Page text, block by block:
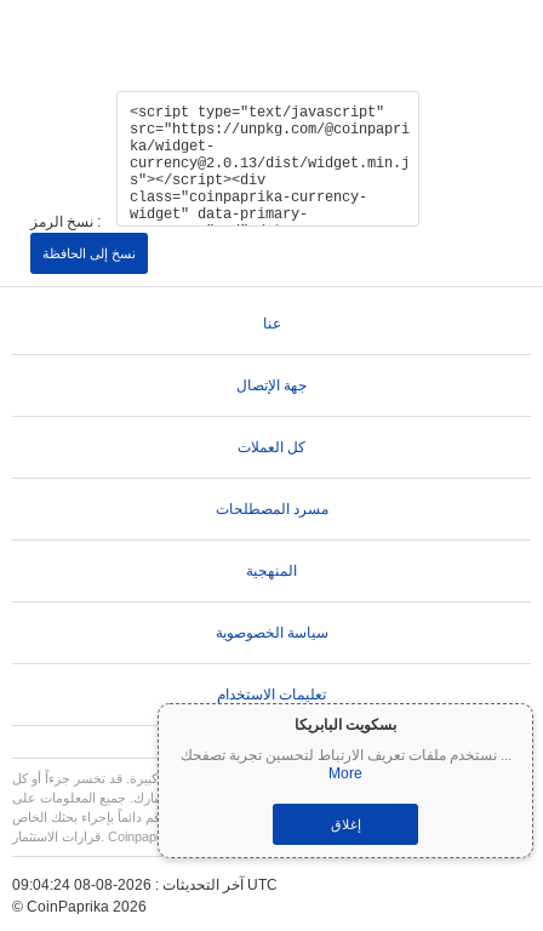
بسكويت البابريكا
نستخدم ملفات تعريف الارتباط لتحسين تجربة تصفحك ...
More
إغلاق
نسخ الرمز :
نسخ إلى الحافظة
عنا
جهة الإتصال
كل العملات
مسرد المصطلحات
المنهجية
سياسة الخصوصوية
تعليمات الاستخدام
العملات المشفرة شديدة التقلب وتنطوي على مخاطر كبيرة. قد تخسر جزءاً أو كل
استثمارك. جميع المعلومات على Coinpaprika مقدمة لأغراض إعلامية فقط ولا تشكل نصيحة
مالية أو استثمارية. قم دائماً بإجراء بحثك الخاص (DYOR) واستشر مستشاراً مالياً مؤهلاً قبل اتخاذ
آخر التحديثات : 2026-08-08 09:04:24 UTC
© CoinPaprika 2026